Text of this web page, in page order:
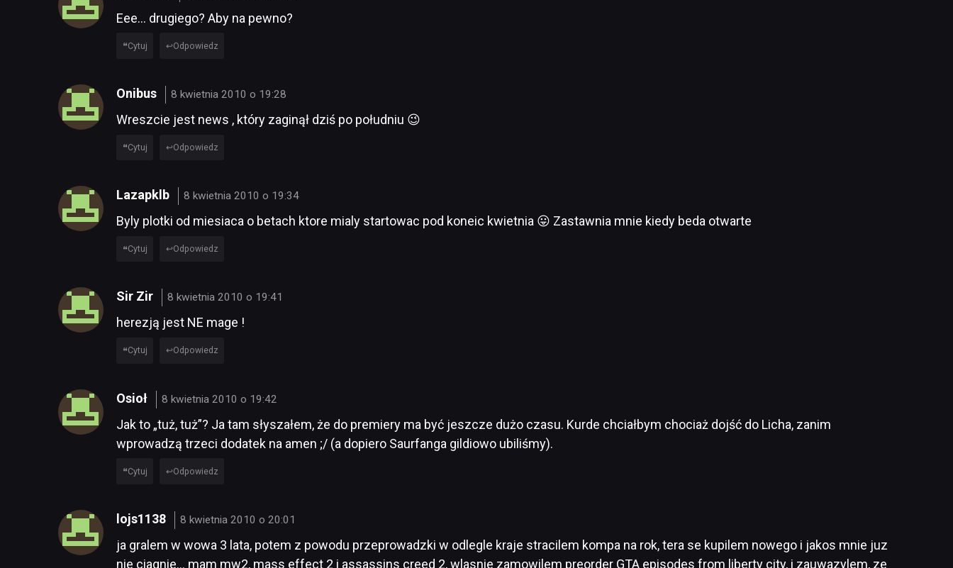
Eee… drugiego? Aby na pewno?
Cytuj Odpowiedz
Onibus 8 kwietnia 2010 o 19:28
Wreszcie jest news , który zaginął dziś po południu 😉
Cytuj Odpowiedz
Lazapklb 8 kwietnia 2010 o 19:34
Byly plotki od miesiaca o betach ktore mialy startowac pod koneic kwietnia 😛 Zastawnia mnie kiedy beda otwarte
Cytuj Odpowiedz
Sir Zir 8 kwietnia 2010 o 19:41
herezją jest NE mage !
Cytuj Odpowiedz
Osioł 8 kwietnia 2010 o 19:42
Jak to „tuż, tuż”? Ja tam słyszałem, że do premiery ma być jeszcze dużo czasu. Kurde chciałbym chociaż dojść do Licha, zanim
wprowadzą trzeci dodatek na amen ;/ (a dopiero Saurfanga gildiowo ubiliśmy).
Cytuj Odpowiedz
lojs1138 8 kwietnia 2010 o 20:01
ja gralem w wowa 3 lata, potem z powodu przeprowadzki w odlegle kraje stracilem kompa na rok, tera se kupilem nowego i jakos mnie juz
nie ciagnie… mam mw2, mass effect 2 i assassins creed 2, wlasnie zamowilem preorder GTA episodes from liberty city, i zauwazylem, ze